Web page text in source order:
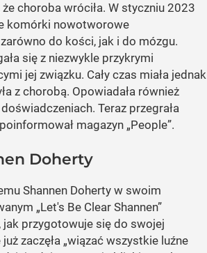
że choroba wróciła. W styczniu 2023
komórki nowotworowe
do kości, jak i do mózgu.
się z niezwykle przykrymi
jej związku. Cały czas miała jednak
z chorobą. Opowiadała również
Teraz przegrała
magazyn „People”.
Doherty
Shannen Doherty w swoim
„Let's Be Clear Shannen”
jak przygotowuje się do swojej
już zaczęła „wiązać wszystkie luźne